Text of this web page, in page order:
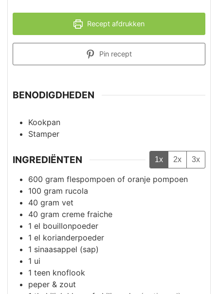
Recept afdrukken
Pin recept
BENODIGDHEDEN
Kookpan
Stamper
INGREDIËNTEN 1x 2x 3x
600 gram flespompoen of oranje pompoen
100 gram rucola
40 gram vet
40 gram creme fraiche
1 el bouillonpoeder
1 el korianderpoeder
1 sinaasappel (sap)
1 ui
1 teen knoflook
peper & zout